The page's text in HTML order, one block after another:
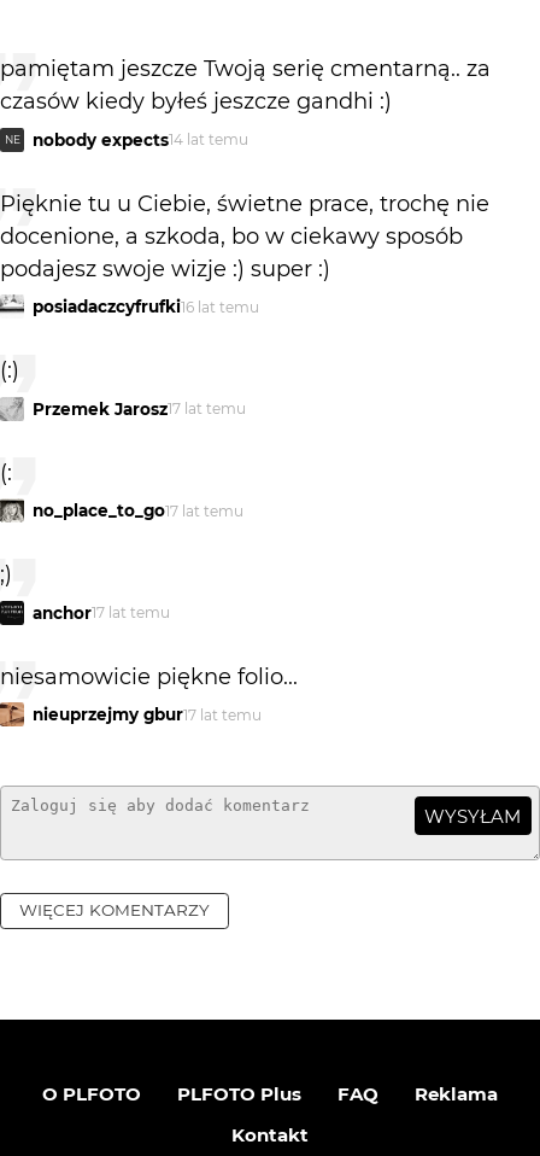
pamiętam jeszcze Twoją serię cmentarną.. za
czasów kiedy byłeś jeszcze gandhi :)
NE nobody expects14 lat temu
Pięknie tu u Ciebie, świetne prace, trochę nie
docenione, a szkoda, bo w ciekawy sposób
podajesz swoje wizje :) super :)
posiadaczcyfrufki16 lat temu
(:)
Przemek Jarosz17 lat temu
(:
no_place_to_go17 lat temu
;)
anchor17 lat temu
niesamowicie piękne folio...
nieuprzejmy gbur17 lat temu
WYSYŁAM
WIĘCEJ KOMENTARZY
O PLFOTO PLFOTO Plus FAQ
Reklama
Kontakt